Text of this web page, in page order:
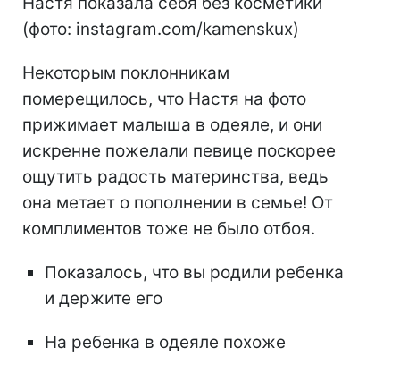
(фото: instagram.com/kamenskux)
Некоторым поклонникам
померещилось, что Настя на фото
прижимает малыша в одеяле, и они
искренне пожелали певице поскорее
ощутить радость материнства, ведь
она метает о пополнении в семье! От
комплиментов тоже не было отбоя.
Показалось, что вы родили ребенка
и держите его
На ребенка в одеяле похоже